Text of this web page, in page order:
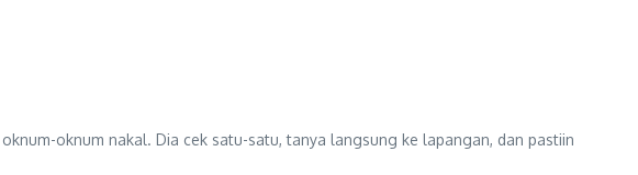
oknum nakal. Dia cek satu-satu, tanya langsung ke lapangan, dan pastiin